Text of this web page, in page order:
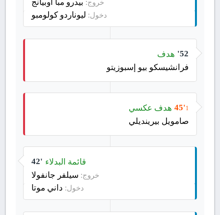
خروج:
دخول: ليوناردو كولومبو
52' هدف
فرانشيسكو بيو إسبوزيتو
45'1
هدف عكسي
صامويل بيرينديلي
42' قائمة البدلاء
خروج: سيلفر جانفولا
دخول: داني موتا